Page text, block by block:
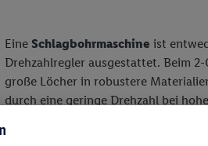
Eine Schlagbohrmaschine ist
Drehzahlregler ausgestattet. Beim
große Löcher in robustere
durch eine geringe Drehzahl bei
niedrigem Drehmoment und
Kunststoff gebohrt.